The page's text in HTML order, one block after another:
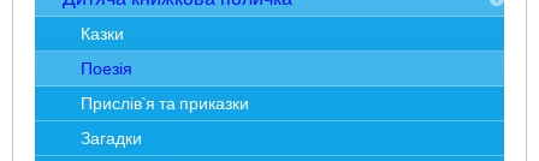
Ай болить
Фізкульт-Ура
До-Мі-Солька
Логопед і Я
Казки
Поезія
Прислів`я та приказки
Загадки